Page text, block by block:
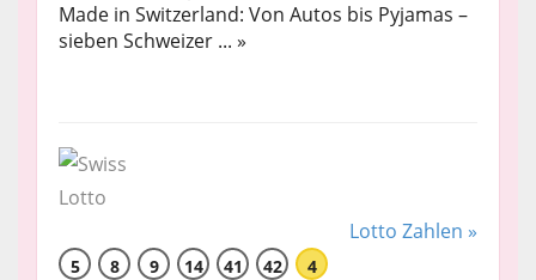
Made in Switzerland: Von Autos bis Pyjamas –
sieben Schweizer ... »
Lotto Zahlen »
5 8 9 14 41 42 4